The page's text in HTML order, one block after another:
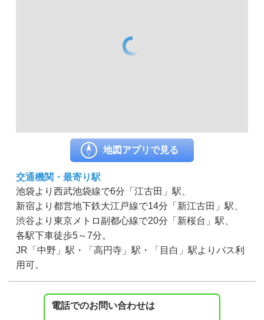
地図アプリで見る
交通機関・最寄り駅
池袋より西武池袋線で6分「江古田」駅、
新宿より都営地下鉄大江戸線で14分「新江古田」駅、
渋谷より東京メトロ副都心線で20分「新桜台」駅、
各駅下車徒歩5～7分。
JR「中野」駅・「高円寺」駅・「目白」駅よりバス利
用可。
電話でのお問い合わせは